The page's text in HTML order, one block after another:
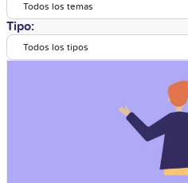
Todos los temas
Tipo:
Todos los tipos